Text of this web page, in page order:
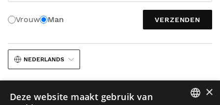
Vrouw Man VERZENDEN
NEDERLANDS
×
Deze website maakt gebruik van